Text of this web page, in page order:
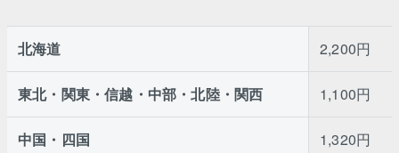
北海道 2,200円
東北・関東・信越・中部・北陸・関西 1,100円
中国・四国 1,320円